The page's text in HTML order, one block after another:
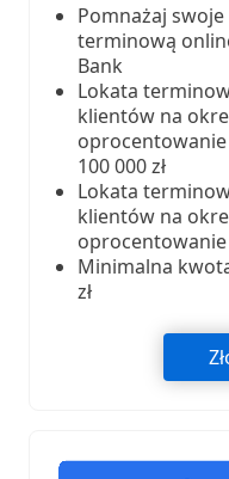
Pomnażaj
terminową
Bank
Lokata
klientów na
100 000 zł
Lokata
klientów na
Minimalna
zł